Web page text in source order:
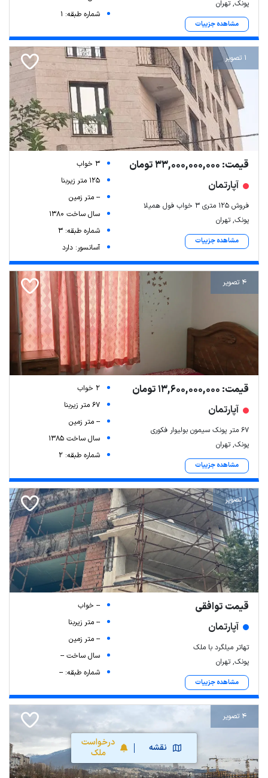
نقشه
درخواست
ملک
پونک, تهران
مشاهده جزییات
شماره طبقه: 1
1 تصویر
قیمت: 33,000,000,000 تومان
آپارتمان
فروش ۱۲۵ متری ۳ خواب فول همیلا
پونک, تهران
مشاهده جزییات
3 خواب
125 متر زیربنا
-- متر زمین
سال ساخت 1380
شماره طبقه: 3
آسانسور: دارد
4 تصویر
قیمت: 13,600,000,000 تومان
آپارتمان
67 متر پونک سیمون بولیوار فکوری
پونک, تهران
مشاهده جزییات
2 خواب
67 متر زیربنا
-- متر زمین
سال ساخت 1385
شماره طبقه: 2
1 تصویر
قیمت توافقی
آپارتمان
تهاتر میلگرد با ملک
پونک, تهران
مشاهده جزییات
-- خواب
-- متر زیربنا
-- متر زمین
سال ساخت --
شماره طبقه: --
4 تصویر